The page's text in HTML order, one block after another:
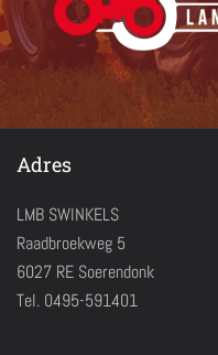
Adres
LMB SWINKELS
Raadbroekweg 5
6027 RE Soerendonk
Tel. 0495-591401